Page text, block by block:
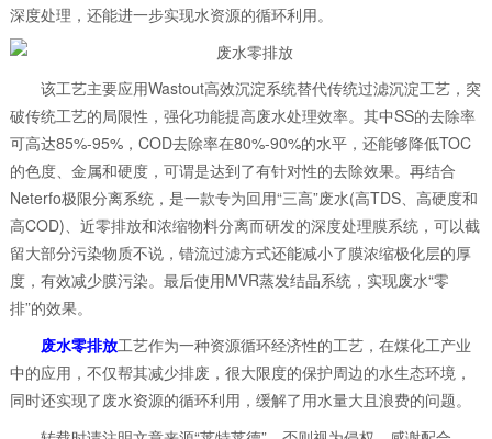
深度处理，还能进一步实现水资源的循环利用。
该工艺主要应用Wastout高效沉淀系统替代传统过滤沉淀工艺，突
破传统工艺的局限性，强化功能提高废水处理效率。其中SS的去除率
可高达85%-95%，COD去除率在80%-90%的水平，还能够降低TOC
的色度、金属和硬度，可谓是达到了有针对性的去除效果。再结合
Neterfo极限分离系统，是一款专为回用“三高”废水(高TDS、高硬度和
高COD)、近零排放和浓缩物料分离而研发的深度处理膜系统，可以截
留大部分污染物质不说，错流过滤方式还能减小了膜浓缩极化层的厚
度，有效减少膜污染。最后使用MVR蒸发结晶系统，实现废水“零
排”的效果。
废水零排放工艺作为一种资源循环经济性的工艺，在煤化工产业
中的应用，不仅帮其减少排废，很大限度的保护周边的水生态环境，
同时还实现了废水资源的循环利用，缓解了用水量大且浪费的问题。